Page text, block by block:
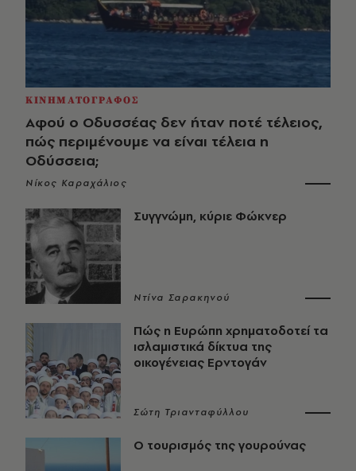
ΚΙΝΗΜΑΤΟΓΡΑΦΟΣ
Αφού ο Οδυσσέας δεν ήταν ποτέ τέλειος,
πώς περιμένουμε να είναι τέλεια η
Οδύσσεια;
Νίκος Καραχάλιος
Συγγνώμη, κύριε Φώκνερ
Ντίνα Σαρακηνού
Πώς η Ευρώπη χρηματοδοτεί τα
ισλαμιστικά δίκτυα της
οικογένειας Ερντογάν
Σώτη Τριανταφύλλου
Ο τουρισμός της γουρούνας